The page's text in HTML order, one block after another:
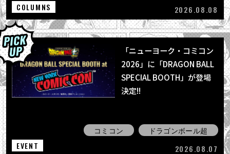
COLUMNS
2026.08.08
「ニューヨーク・コミコン
2026」に「DRAGON BALL
SPECIAL BOOTH」が登場
決定!!
コミコン
ドラゴンボール超
EVENT
2026.08.07